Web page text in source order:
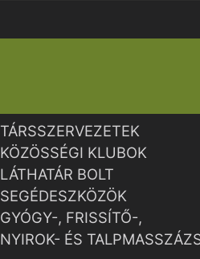
TÁRSSZERVEZETEK
KÖZÖSSÉGI KLUBOK
LÁTHATÁR BOLT
SEGÉDESZKÖZÖK
GYÓGY-, FRISSÍTŐ-,
NYIROK- ÉS